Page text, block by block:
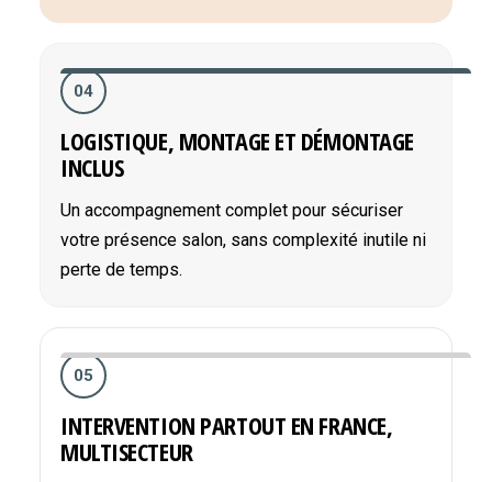
04
LOGISTIQUE, MONTAGE ET DÉMONTAGE
INCLUS
Un accompagnement complet pour sécuriser
votre présence salon, sans complexité inutile ni
perte de temps.
05
INTERVENTION PARTOUT EN FRANCE,
MULTISECTEUR